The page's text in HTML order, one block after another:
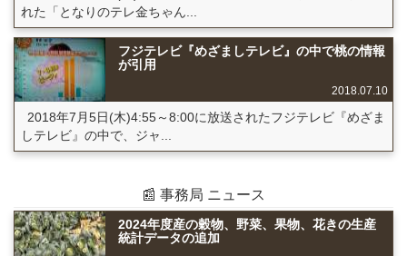
れた「となりのテレ金ちゃん...
フジテレビ『めざましテレビ』の中で桃の情報
が引用
2018.07.10
2018年7月5日(木)4:55～8:00に放送されたフジテレビ『めざま
しテレビ』の中で、ジャ...
📰 事務局 ニュース
2024年度産の穀物、野菜、果物、花きの生産
統計データの追加